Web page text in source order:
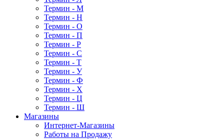
Термин - М
Термин - Н
Термин - О
Термин - П
Термин - Р
Термин - С
Термин - Т
Термин - У
Термин - Ф
Термин - Х
Термин - Ц
Термин - Ш
Магазины
Интернет-Магазины
Работы на Продажу